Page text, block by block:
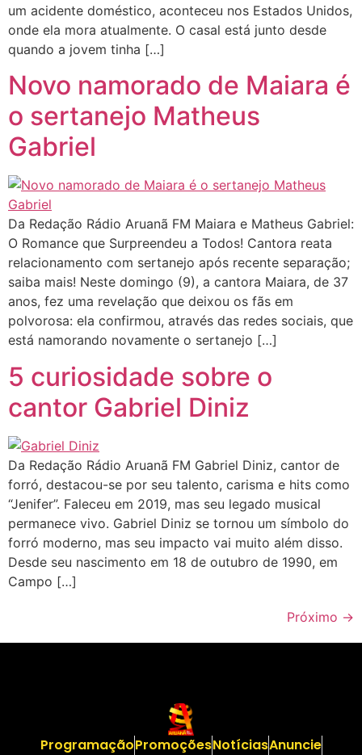
um acidente doméstico, aconteceu nos Estados Unidos,
onde ela mora atualmente. O casal está junto desde
quando a jovem tinha […]
Novo namorado de Maiara é
o sertanejo Matheus
Gabriel
Da Redação Rádio Aruanã FM Maiara e Matheus Gabriel:
O Romance que Surpreendeu a Todos! Cantora reata
relacionamento com sertanejo após recente separação;
saiba mais! Neste domingo (9), a cantora Maiara, de 37
anos, fez uma revelação que deixou os fãs em
polvorosa: ela confirmou, através das redes sociais, que
está namorando novamente o sertanejo […]
5 curiosidade sobre o
cantor Gabriel Diniz
Da Redação Rádio Aruanã FM Gabriel Diniz, cantor de
forró, destacou-se por seu talento, carisma e hits como
“Jenifer”. Faleceu em 2019, mas seu legado musical
permanece vivo. Gabriel Diniz se tornou um símbolo do
forró moderno, mas seu impacto vai muito além disso.
Desde seu nascimento em 18 de outubro de 1990, em
Campo […]
Próximo →
ProgramaçãoPromoçõesNotíciasAnuncie